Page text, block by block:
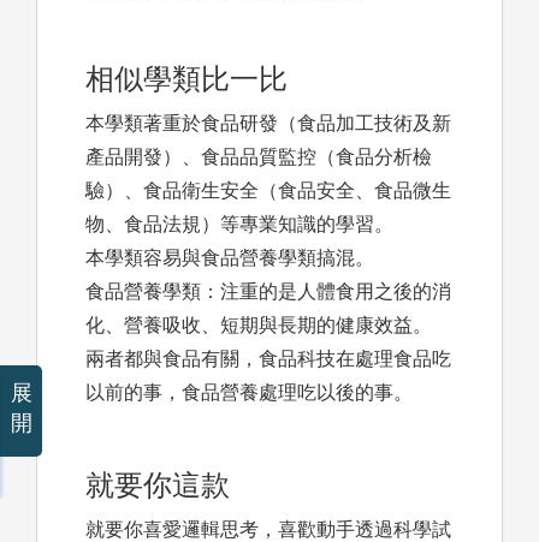
相似學類比一比
本學類著重於食品研發（食品加工技術及新
產品開發）、食品品質監控（食品分析檢
驗）、食品衛生安全（食品安全、食品微生
物、食品法規）等專業知識的學習。
本學類容易與食品營養學類搞混。
食品營養學類：注重的是人體食用之後的消
化、營養吸收、短期與長期的健康效益。
兩者都與食品有關，食品科技在處理食品吃
以前的事，食品營養處理吃以後的事。
就要你這款
就要你喜愛邏輯思考，喜歡動手透過科學試
展
開